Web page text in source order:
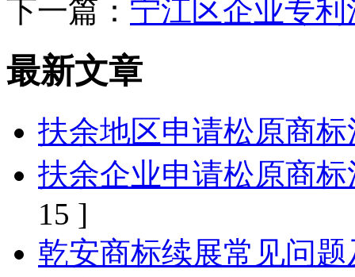
下一篇： 宁江区企业专
最新文章
扶余地区申请松原商
扶余企业申请松原商
15 ]
乾安商标续展常见问